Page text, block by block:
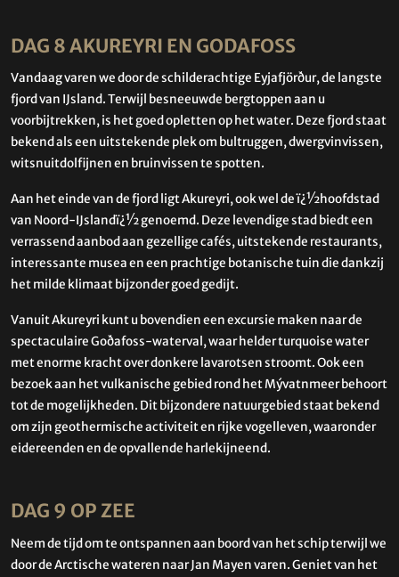
DAG 8 AKUREYRI EN GODAFOSS
Vandaag varen we door de schilderachtige Eyjafjörður, de langste
fjord van IJsland. Terwijl besneeuwde bergtoppen aan u
voorbijtrekken, is het goed opletten op het water. Deze fjord staat
bekend als een uitstekende plek om bultruggen, dwergvinvissen,
witsnuitdolfijnen en bruinvissen te spotten.
Aan het einde van de fjord ligt Akureyri, ook wel de ï¿½hoofdstad
van Noord-IJslandï¿½ genoemd. Deze levendige stad biedt een
verrassend aanbod aan gezellige cafés, uitstekende restaurants,
interessante musea en een prachtige botanische tuin die dankzij
het milde klimaat bijzonder goed gedijt.
Vanuit Akureyri kunt u bovendien een excursie maken naar de
spectaculaire Goðafoss-waterval, waar helder turquoise water
met enorme kracht over donkere lavarotsen stroomt. Ook een
bezoek aan het vulkanische gebied rond het Mývatnmeer behoort
tot de mogelijkheden. Dit bijzondere natuurgebied staat bekend
om zijn geothermische activiteit en rijke vogelleven, waaronder
eidereenden en de opvallende harlekijneend.
DAG 9 OP ZEE
Neem de tijd om te ontspannen aan boord van het schip terwijl we
door de Arctische wateren naar Jan Mayen varen. Geniet van het